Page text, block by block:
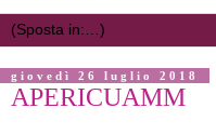
giovedì 26 luglio 2018
APERICUAMM